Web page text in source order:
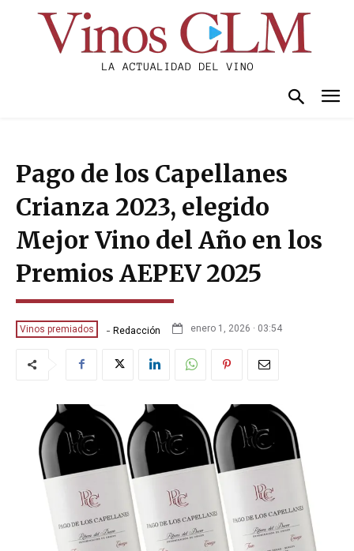
Pago de los Capellanes
Crianza 2023, elegido
Mejor Vino del Año en los
Premios AEPEV 2025
Vinos premiados - Redacción enero 1, 2026 · 03:54